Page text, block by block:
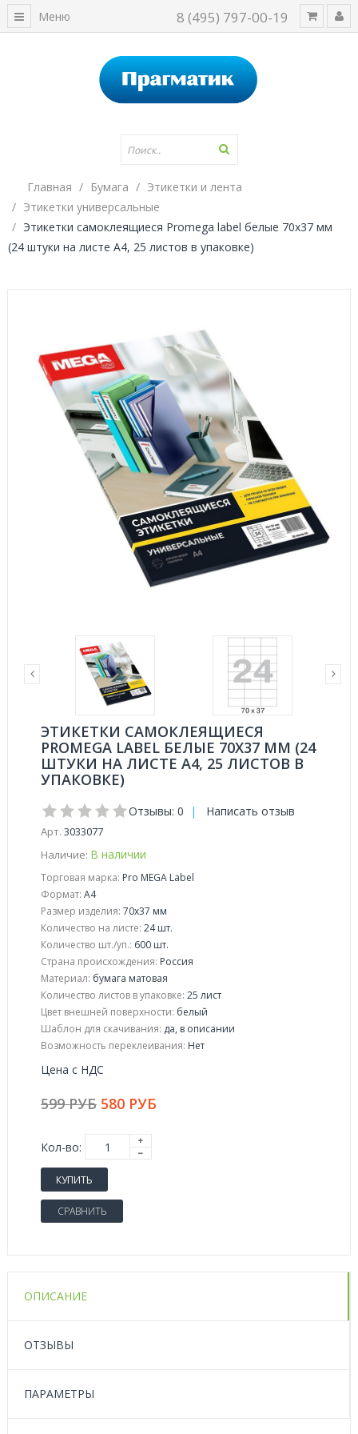
8 (495) 797-00-19
Меню
Главная Бумага
Этикетки и лента
Этикетки универсальные
Этикетки самоклеящиеся Promega label белые 70х37 мм
(24 штуки на листе А4, 25 листов в упаковке)
ЭТИКЕТКИ САМОКЛЕЯЩИЕСЯ
PROMEGA LABEL БЕЛЫЕ 70Х37 ММ (24
ШТУКИ НА ЛИСТЕ А4, 25 ЛИСТОВ В
УПАКОВКЕ)
Отзывы: 0 | Написать отзыв
Арт. 3033077
Наличие: В наличии
Торговая марка: Pro MEGA Label
Формат: A4
Размер изделия: 70x37 мм
Количество на листе: 24 шт.
Количество шт./уп.: 600 шт.
Страна происхождения: Россия
Материал: бумага матовая
Количество листов в упаковке: 25 лист
Цвет внешней поверхности: белый
Шаблон для скачивания: да, в описании
Возможность переклеивания: Нет
Цена с НДС
599 РУБ 580 РУБ
Кол-во:
КУПИТЬ
СРАВНИТЬ
ОПИСАНИЕ
ОТЗЫВЫ
ПАРАМЕТРЫ